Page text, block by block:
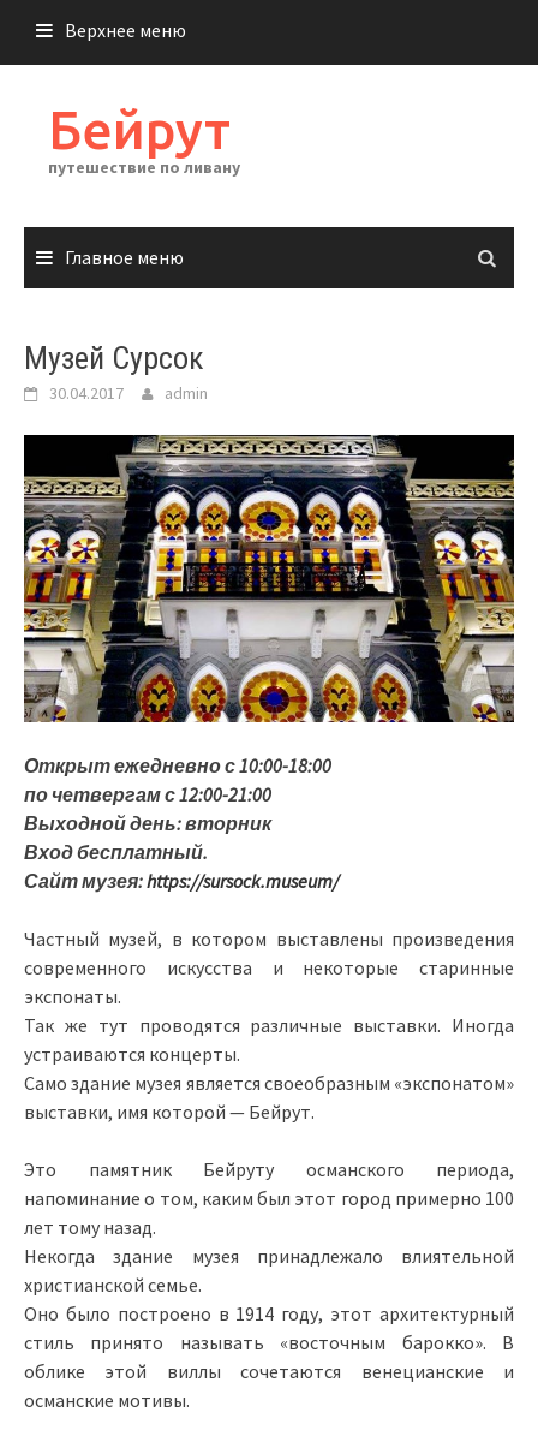
содержимому
Верхнее меню
Бейрут
путешествие по ливану
Главное меню
Музей Сурсок
30.04.2017 admin
Открыт ежедневно с 10:00-18:00
по четвергам с 12:00-21:00
Выходной день: вторник
Вход бесплатный.
Сайт музея:https://sursock.museum/
Частный музей, в котором выставлены произведения
современного искусства и некоторые старинные
экспонаты.
Так же тут проводятся различные выставки. Иногда
устраиваются концерты.
Само здание музея является своеобразным «экспонатом»
выставки, имя которой — Бейрут.
Это памятник Бейруту османского периода,
напоминание о том, каким был этот город примерно 100
лет тому назад.
Некогда здание музея принадлежало влиятельной
христианской семье.
Оно было построено в 1914 году, этот архитектурный
стиль принято называть «восточным барокко». В
облике этой виллы сочетаются венецианские и
османские мотивы.